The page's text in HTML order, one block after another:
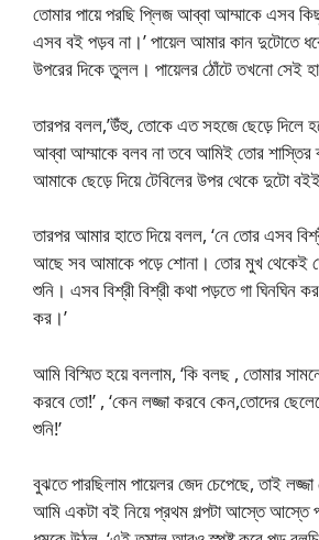
তোমার পায়ে পরছি প্লিজ আব্বা আম্মাকে এসব
এসব বই পড়ব না।’ পায়েল আমার কান দুটোতে
উপরের দিকে তুলল। পায়েলর ঠোঁটে তখনো সেই
তারপর বলল,’উঁহু, তোকে এত সহজে ছেড়ে দিলে
আব্বা আম্মাকে বলব না তবে আমিই তোর শাস্তির
আমাকে ছেড়ে দিয়ে টেবিলের উপর থেকে দুটো
তারপর আমার হাতে দিয়ে বলল, ‘নে তোর এসব
আছে সব আমাকে পড়ে শোনা। তোর মুখ থেকেই
শুনি। এসব বিশ্রী বিশ্রী কথা পড়তে গা ঘিনঘিন
কর।’
আমি বিস্মিত হয়ে বললাম, ‘কি বলছ , তোমার
করবে তো!’ , ‘কেন লজ্জা করবে কেন,তোদের
শুনি!’
বুঝতে পারছিলাম পায়েলর জেদ চেপেছে, তাই
আমি একটা বই নিয়ে প্রথম গল্পটা আস্তে আস্তে